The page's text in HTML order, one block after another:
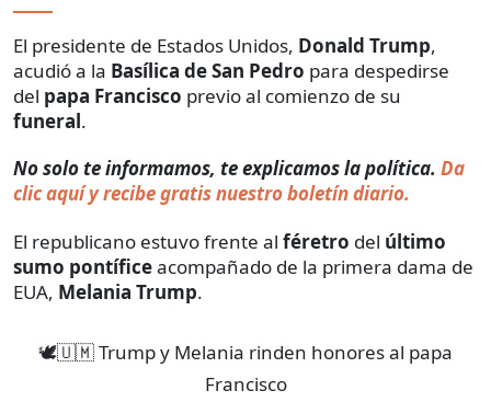
El presidente de Estados Unidos, Donald Trump,
acudió a la Basílica de San Pedro para despedirse
del papa Francisco previo al comienzo de su
funeral.
No solo te informamos, te explicamos la política. Da
clic aquí y recibe gratis nuestro boletín diario.
El republicano estuvo frente al féretro del último
sumo pontíficeacompañado de la primera dama de
EUA, Melania Trump.
🕊️🇺🇲 Trump y Melania rinden honores al papa
Francisco